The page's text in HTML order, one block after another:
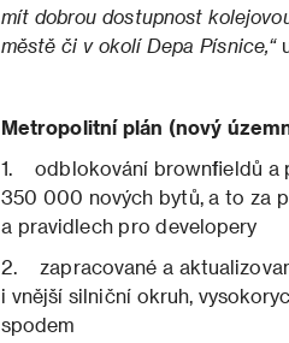
mít dobrou dostupnost
městě či v okolí Depa Písnice,“
Metropolitní plán (nový
1. odblokování brownfieldů a
350 000 nových bytů, a to za
a pravidlech pro developery
2. zapracované a
i vnější silniční okruh,
spodem